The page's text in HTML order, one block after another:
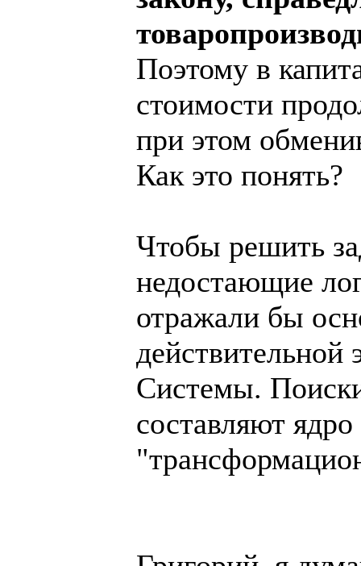
Поэтому в
стоимости
при этом
Как это понять?
Чтобы решить
недостающие
отражали бы
Системы.
составляют